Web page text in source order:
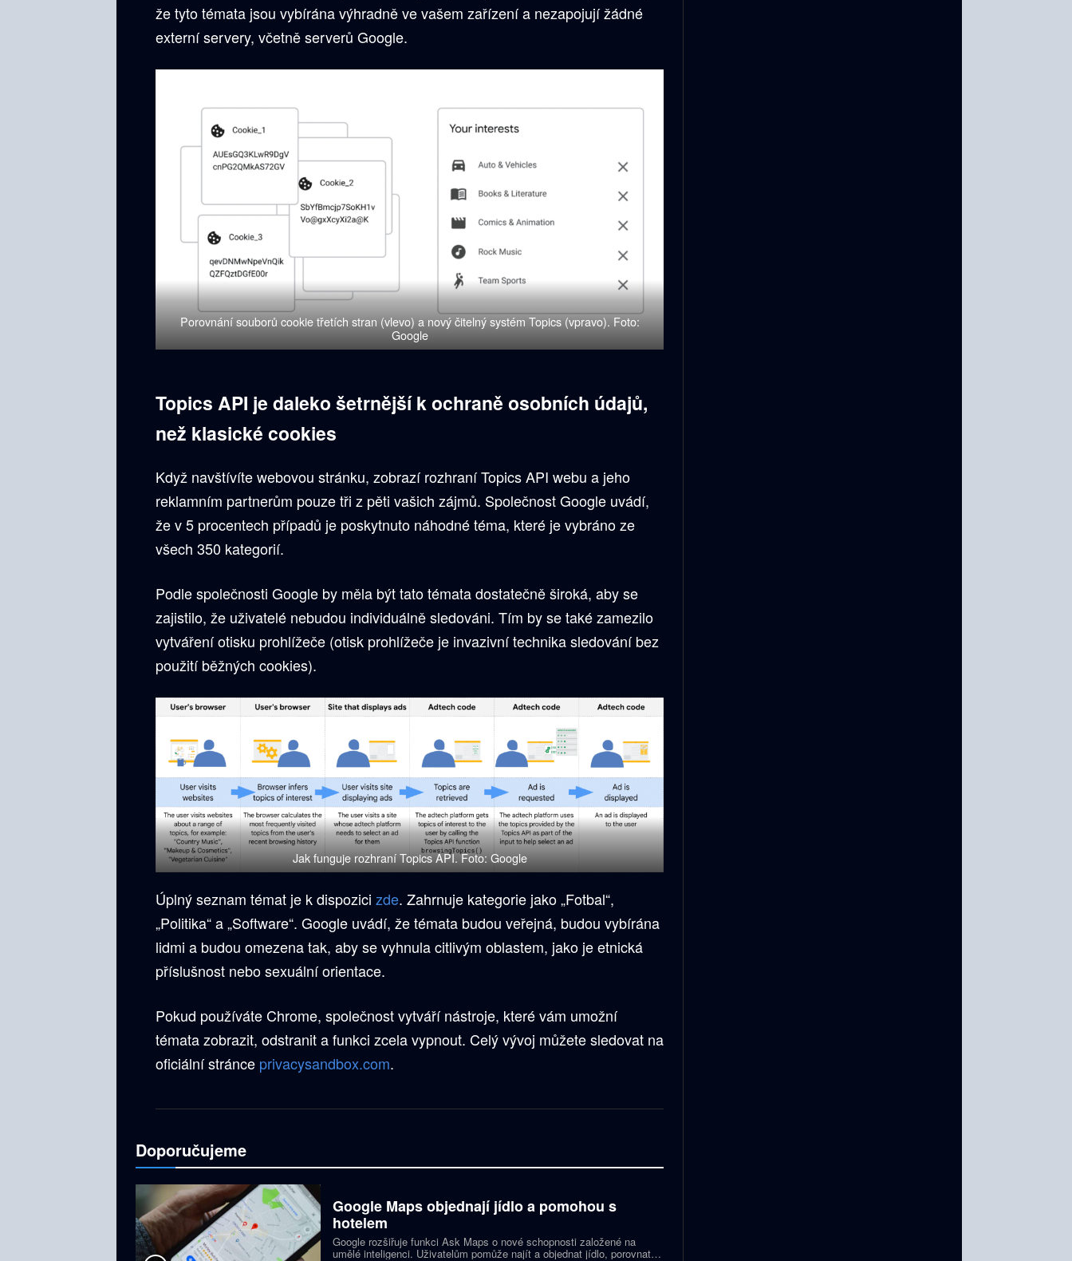
že tyto témata jsou vybírána výhradně ve vašem zařízení a nezapojují žádné
externí servery, včetně serverů Google.
Porovnání souborů cookie třetích stran (vlevo) a nový čitelný systém Topics (vpravo). Foto:
Google
Topics API je daleko šetrnější k ochraně osobních údajů,
než klasické cookies
Když navštívíte webovou stránku, zobrazí rozhraní Topics API webu a jeho
reklamním partnerům pouze tři z pěti vašich zájmů. Společnost Google uvádí,
že v 5 procentech případů je poskytnuto náhodné téma, které je vybráno ze
všech 350 kategorií.
Podle společnosti Google by měla být tato témata dostatečně široká, aby se
zajistilo, že uživatelé nebudou individuálně sledováni. Tím by se také zamezilo
vytváření otisku prohlížeče (otisk prohlížeče je invazivní technika sledování bez
použití běžných cookies).
Jak funguje rozhraní Topics API. Foto: Google
Úplný seznam témat je k dispozici zde. Zahrnuje kategorie jako „Fotbal“,
„Politika“ a „Software“. Google uvádí, že témata budou veřejná, budou vybírána
lidmi a budou omezena tak, aby se vyhnula citlivým oblastem, jako je etnická
příslušnost nebo sexuální orientace.
Pokud používáte Chrome, společnost vytváří nástroje, které vám umožní
témata zobrazit, odstranit a funkci zcela vypnout. Celý vývoj můžete sledovat na
oficiální stránce privacysandbox.com.
Doporučujeme
Google Maps objednají jídlo a pomohou s
hotelem
Google rozšiřuje funkci Ask Maps o nové schopnosti založené na
umělé inteligenci. Uživatelům pomůže najít a objednat jídlo, porovnat